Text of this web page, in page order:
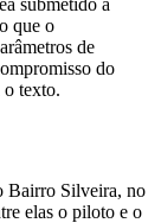
submetido à
que o
de
do
texto.
Bairro Silveira, no
elas o piloto e o